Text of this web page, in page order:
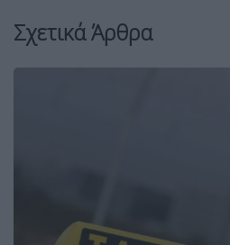
Σχετικά Άρθρα